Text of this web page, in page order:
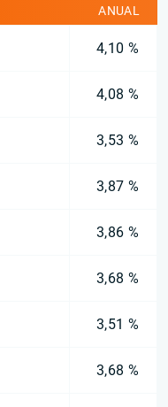
ANUAL
4,10 %
4,08 %
3,53 %
3,87 %
3,86 %
3,68 %
3,51 %
3,68 %